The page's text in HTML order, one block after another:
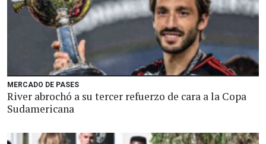
MERCADO DE PASES
River abrochó a su tercer refuerzo de cara a la Copa
Sudamericana